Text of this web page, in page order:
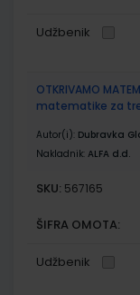
Udžbenik
OTKRIVAMO
matematike za
Autor(i): Dubravka
Nakladnik: ALFA d.d.
SKU: 567165
ŠIFRA OMOTA:
Udžbenik